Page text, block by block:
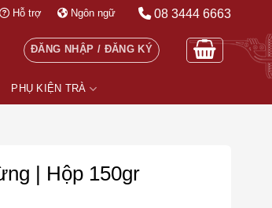
Hỗ trợ Ngôn ngữ 08 3444 6663
ĐĂNG NHẬP / ĐĂNG KÝ
PHỤ KIỆN TRÀ
| Hộp 150gr